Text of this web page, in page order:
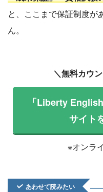
と、ここまで保証制度が
ん。
＼無料カウ
「Liberty
サイト
※オンラ
あわせて読みたい